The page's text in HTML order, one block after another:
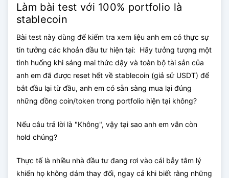
Làm bài test với 100% portfolio là
stablecoin
Bài test này dùng để kiểm tra xem liệu anh em có thực sự
tin tưởng các khoản đầu tư hiện tại: Hãy tưởng tượng một
tình huống khi sáng mai thức dậy và toàn bộ tài sản của
anh em đã được reset hết về stablecoin (giả sử USDT) để
bắt đầu lại từ đầu, anh em có sẵn sàng mua lại đúng
những đồng coin/token trong portfolio hiện tại không?
Nếu câu trả lời là "Không", vậy tại sao anh em vẫn còn
hold chúng?
Thực tế là nhiều nhà đầu tư đang rơi vào cái bẫy tâm lý
khiến họ không dám thay đổi, ngay cả khi biết rằng những